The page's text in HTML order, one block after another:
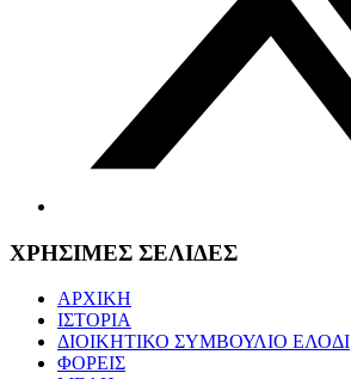
ΧΡΗΣΙΜΕΣ ΣΕΛΙΔΕΣ
ΑΡΧΙΚΗ
ΙΣΤΟΡΙΑ
ΔΙΟΙΚΗΤΙΚΟ ΣΥΜΒΟΥΛΙΟ ΕΛΟΔΙ
ΦΟΡΕΙΣ